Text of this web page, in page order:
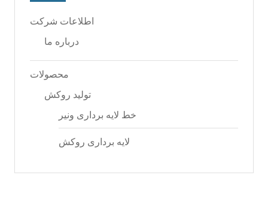
اطلاعات شرکت
درباره‌ ما
محصولات
تولید روکش
خط لایه برداری ونیر
لایه برداری روکش